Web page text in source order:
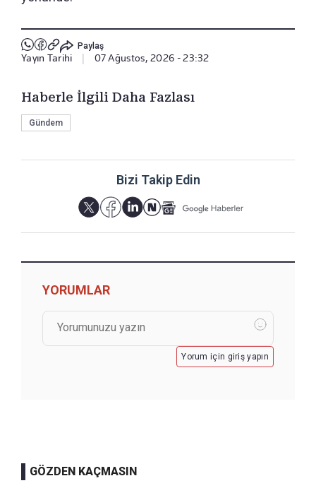
Paylaş
Yayın Tarihi 07 Ağustos, 2026 - 23:32
Haberle İlgili Daha Fazlası
Gündem
Bizi Takip Edin
YORUMLAR
Yorum için giriş yapın
GÖZDEN KAÇMASIN